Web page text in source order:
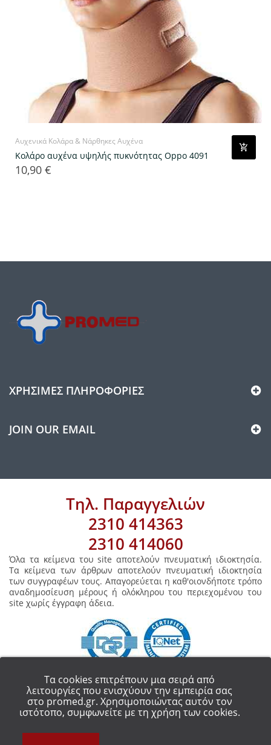
Τα cookies επιτρέπουν μια σειρά από
λειτουργίες που ενισχύουν την εμπειρία σας
στο promed.gr. Χρησιμοποιώντας αυτόν τον
ιστότοπο, συμφωνείτε με τη χρήση των cookies.
Αυχενικά Κολάρα & Νάρθηκες Αυχένα
Κολάρο αυχένα υψηλής πυκνότητας Oppo 4091
Τιμή
10,90 €
ΧΡΉΣΙΜΕΣ ΠΛΗΡΟΦΟΡΊΕΣ
JOIN OUR EMAIL
Τηλ. Παραγγελιών
2310 414363
2310 414060
Όλα τα κείμενα του site αποτελούν πνευματική ιδιοκτησία.
Τα κείμενα των άρθρων αποτελούν πνευματική ιδιοκτησία
των συγγραφέων τους. Απαγορεύεται η καθ'οιονδήποτε τρόπο
αναδημοσίευση μέρους ή ολόκληρου του περιεχομένου του
site χωρίς έγγραφη άδεια.
COPYRIGHT 2018 - ALL RIGHT RESERVED.PROMED ΟΡΘΟΠΕΔΙΚΑ ΕΙΔΗ
ΘΕΣΣΑΛΟΝΙΚΗ